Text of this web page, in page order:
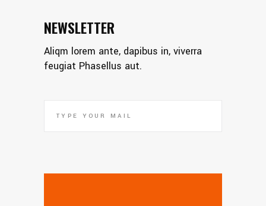
NEWSLETTER
Aliqm lorem ante, dapibus in, viverra
feugiat Phasellus aut.